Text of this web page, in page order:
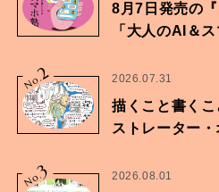
8月7日発売の
「大人のAI＆ス
No.2 2026.07.31
描くこと書く
ストレーター
No.3 2026.08.01